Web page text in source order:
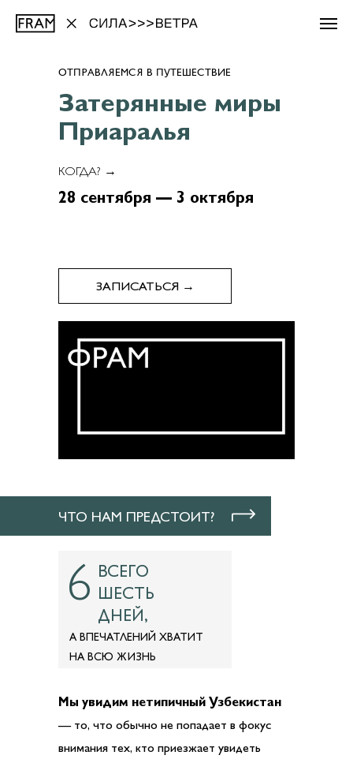
Затерянные миры
Приаралья
ЗАПИСАТЬСЯ →
ОТПРАВЛЯЕМСЯ В ПУТЕШЕСТВИЕ
28 сентября — 3 октября
КОГДА? →
Мы увидим нетипичный Узбекистан
— то, что обычно не попадает в фокус
внимания тех, кто приезжает увидеть
А ВПЕЧАТЛЕНИЙ ХВАТИТ
НА ВСЮ ЖИЗНЬ
6 ВСЕГО
ШЕСТЬ
ДНЕЙ,
ЧТО НАМ ПРЕДСТОИТ?